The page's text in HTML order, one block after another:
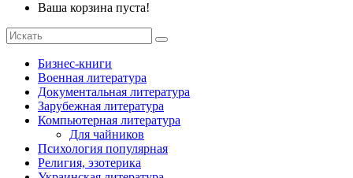
Ваша корзина пуста!
Бизнес-книги
Военная литература
Документальная литература
Зарубежная литература
Компьютерная литература
Для чайников
Психология популярная
Религия, эзотерика